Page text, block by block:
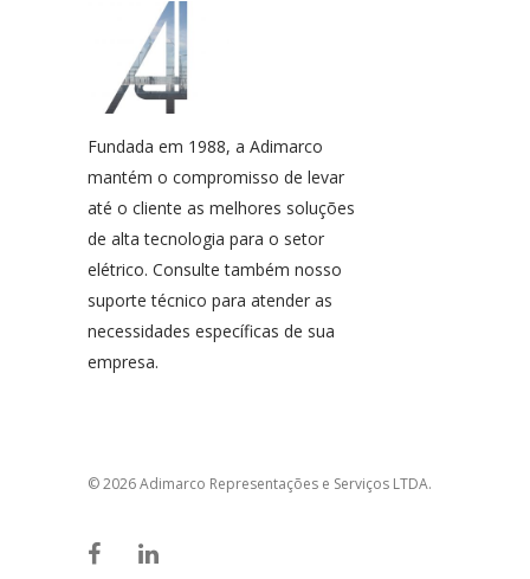
Fundada em 1988, a Adimarco
mantém o compromisso de levar
até o cliente as melhores soluções
de alta tecnologia para o setor
elétrico. Consulte também nosso
suporte técnico para atender as
necessidades específicas de sua
empresa.
© 2026 Adimarco Representações e Serviços LTDA.